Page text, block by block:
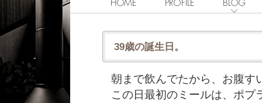
39歳の誕生日。
朝まで飲んでたから、お腹す
この日最初のミールは、ポプ